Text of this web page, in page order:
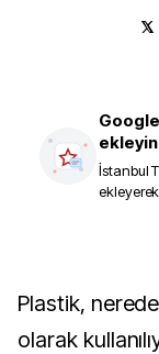
ekleyin
İstanbul
Plastik, neredeyse her sektörde hammadde
olarak